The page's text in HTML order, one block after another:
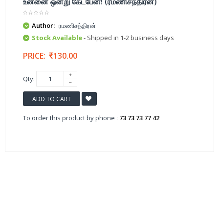
Author: ரமணிசந்திரன்
Stock Available- Shipped in 1-2 business days
PRICE: 130.00
Qty:
ADD TO CART
To order this product by phone : 73 73 73 77 42